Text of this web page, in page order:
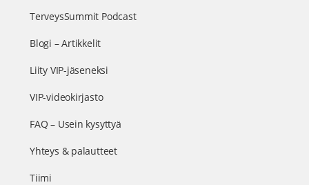
TerveysSummit Podcast
Blogi – Artikkelit
Liity VIP-jäseneksi
VIP-videokirjasto
FAQ – Usein kysyttyä
Yhteys & palautteet
Tiimi